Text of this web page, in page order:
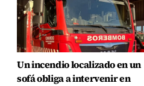
Un incendio localizado en un
sofá obliga a intervenir en